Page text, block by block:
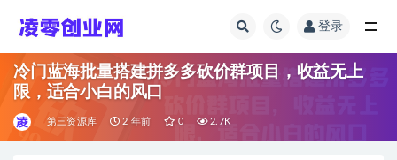
登录
冷门蓝海批量搭建拼多多砍价群项目，收益无上
限，适合小白的风口
第三资源库 2 年前 0 2.7K